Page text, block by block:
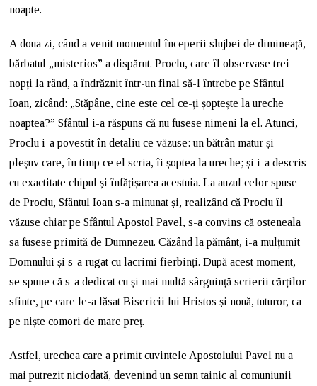
noapte.
A doua zi, când a venit momentul începerii slujbei de dimineață,
bărbatul „misterios” a dispărut. Proclu, care îl observase trei
nopți la rând, a îndrăznit într-un final să-l întrebe pe Sfântul
Ioan, zicând: „Stăpâne, cine este cel ce-ți șoptește la ureche
noaptea?” Sfântul i-a răspuns că nu fusese nimeni la el. Atunci,
Proclu i-a povestit în detaliu ce văzuse: un bătrân matur și
pleșuv care, în timp ce el scria, îi șoptea la ureche; și i-a descris
cu exactitate chipul și înfățișarea acestuia. La auzul celor spuse
de Proclu, Sfântul Ioan s-a minunat și, realizând că Proclu îl
văzuse chiar pe Sfântul Apostol Pavel, s-a convins că osteneala
sa fusese primită de Dumnezeu. Căzând la pământ, i-a mulțumit
Domnului și s-a rugat cu lacrimi fierbinți. După acest moment,
se spune că s-a dedicat cu și mai multă sârguință scrierii cărților
sfinte, pe care le-a lăsat Bisericii lui Hristos și nouă, tuturor, ca
pe niște comori de mare preț.
Astfel, urechea care a primit cuvintele Apostolului Pavel nu a
mai putrezit niciodată, devenind un semn tainic al comuniunii